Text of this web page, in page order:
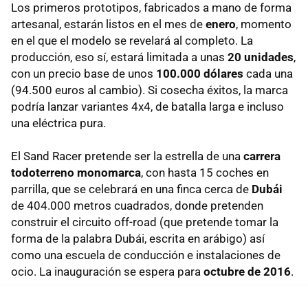
Los primeros prototipos, fabricados a mano de forma
artesanal, estarán listos en el mes de enero, momento
en el que el modelo se revelará al completo. La
producción, eso sí, estará limitada a unas 20 unidades,
con un precio base de unos 100.000 dólares cada una
(94.500 euros al cambio). Si cosecha éxitos, la marca
podría lanzar variantes 4x4, de batalla larga e incluso
una eléctrica pura.
El Sand Racer pretende ser la estrella de una carrera
todoterreno monomarca, con hasta 15 coches en
parrilla, que se celebrará en una finca cerca de Dubái
de 404.000 metros cuadrados, donde pretenden
construir el circuito off-road (que pretende tomar la
forma de la palabra Dubái, escrita en arábigo) así
como una escuela de conducción e instalaciones de
ocio. La inauguración se espera para octubre de 2016.